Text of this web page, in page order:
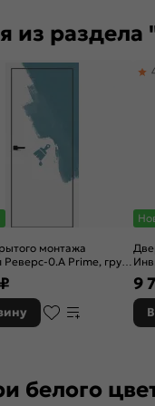
из раздела
монтажа
Реверс-0.А Prime, грунт
правое
Грунт, кромка
черная матовая,
щитовая
₽ 9
белого